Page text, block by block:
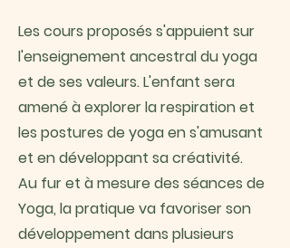
Les cours proposés s'appuient sur
l'enseignement ancestral du yoga
et de ses valeurs. L'enfant sera
amené à explorer la respiration et
les postures de yoga en s'amusant
et en développant sa créativité.
Au fur et à mesure des séances de
Yoga, la pratique va favoriser son
développement dans plusieurs